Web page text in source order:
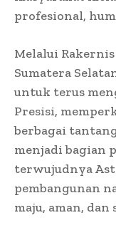
profesional,
Melalui
Sumatera
untuk terus
Presisi,
berbagai
menjadi bagian
terwujudnya
pembangunan
maju, aman, dan